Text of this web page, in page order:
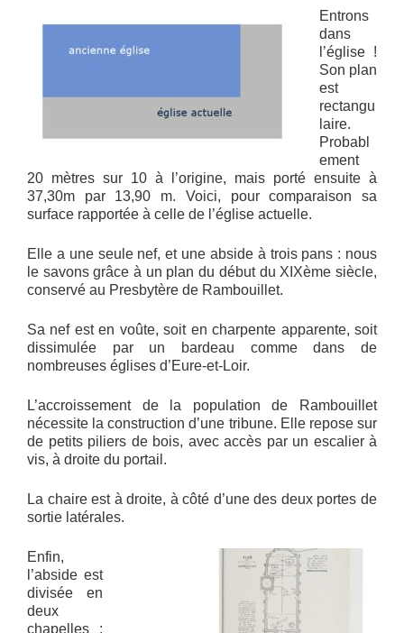
Entrons
dans
l’église !
Son plan
est
rectangu
laire.
Probabl
ement
20 mètres sur 10 à l’origine, mais porté ensuite à
37,30m par 13,90 m. Voici, pour comparaison sa
surface rapportée à celle de l’église actuelle.
Elle a une seule nef, et une abside à trois pans : nous
le savons grâce à un plan du début du XIXème siècle,
conservé au Presbytère de Rambouillet.
Sa nef est en voûte, soit en charpente apparente, soit
dissimulée par un bardeau comme dans de
nombreuses églises d’Eure-et-Loir.
L’accroissement de la population de Rambouillet
nécessite la construction d’une tribune. Elle repose sur
de petits piliers de bois, avec accès par un escalier à
vis, à droite du portail.
La chaire est à droite, à côté d’une des deux portes de
sortie latérales.
Enfin,
l’abside est
divisée en
deux
chapelles :